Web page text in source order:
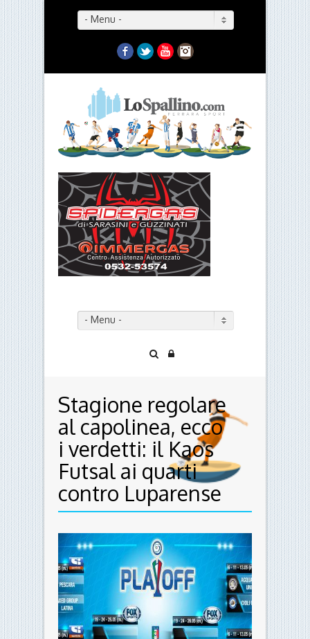
- Menu -
Facebook
TwitterYouTubeInstagram
- Menu -
Stagione regolare
al capolinea, ecco
i verdetti: il Kaos
Futsal ai quarti
contro Luparense